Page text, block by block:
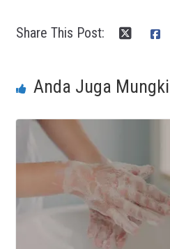
Share This Post:
Anda Juga